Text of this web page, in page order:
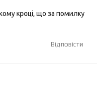
кроці, що за помилку
Відповісти